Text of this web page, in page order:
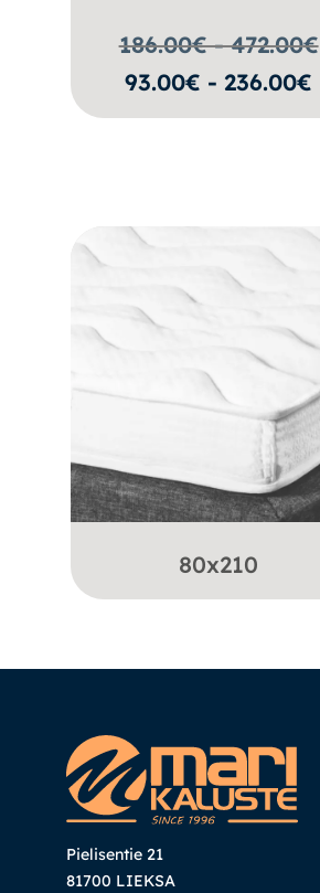
186.00€ - 472.00€
93.00€ - 236.00€
80x210
Pielisentie 21
81700 LIEKSA